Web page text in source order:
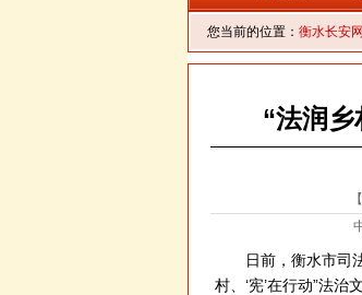
您当前的位置： 衡水长安网
“法润
日前，衡水市司法
村、‘宪’在行动”法治